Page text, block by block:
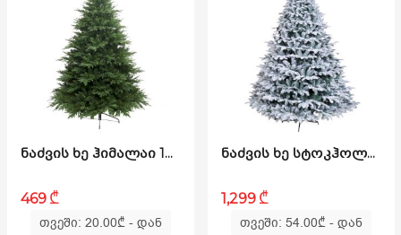
ᲜᲐᲫᲕᲘᲡ ᲮᲔ ᲰᲘᲛᲐᲚᲐᲘ 180ᲡᲛ (PS-180)
469 ₾
თვეში: 20.00₾- დან
ᲜᲐᲫᲕᲘᲡ ᲮᲔ ᲡᲢᲝᲙᲰᲝᲚᲛᲘ 270ᲡᲛ (KK-270)
1,299 ₾
თვეში: 54.00₾- დან